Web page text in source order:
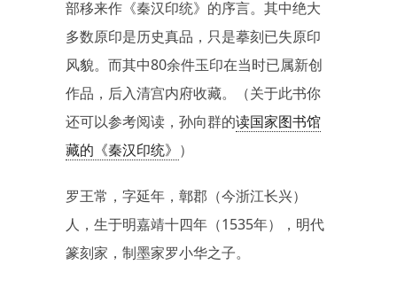
部移来作《秦汉印统》的序言。其中绝大
多数原印是历史真品，只是摹刻已失原印
风貌。而其中80余件玉印在当时已属新创
作品，后入清宫内府收藏。（关于此书你
还可以参考阅读，孙向群的读国家图书馆
藏的《秦汉印统》 ）
罗王常，字延年，鄣郡（今浙江长兴）
人，生于明嘉靖十四年（1535年），明代
篆刻家，制墨家罗小华之子。